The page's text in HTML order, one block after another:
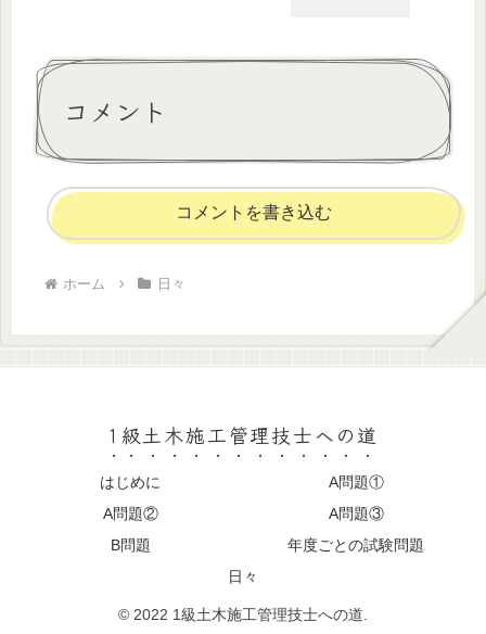
コメント
コメントを書き込む
ホーム 日々
1級土木施工管理技士への道
はじめに
A問題①
A問題②
A問題③
B問題
年度ごとの試験問題
日々
© 2022 1級土木施工管理技士への道.